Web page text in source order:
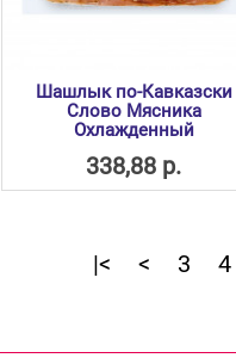
Шашлык по-Кавказски
Слово Мясника
Охлажденный
338,88 р.
|< < 3 4